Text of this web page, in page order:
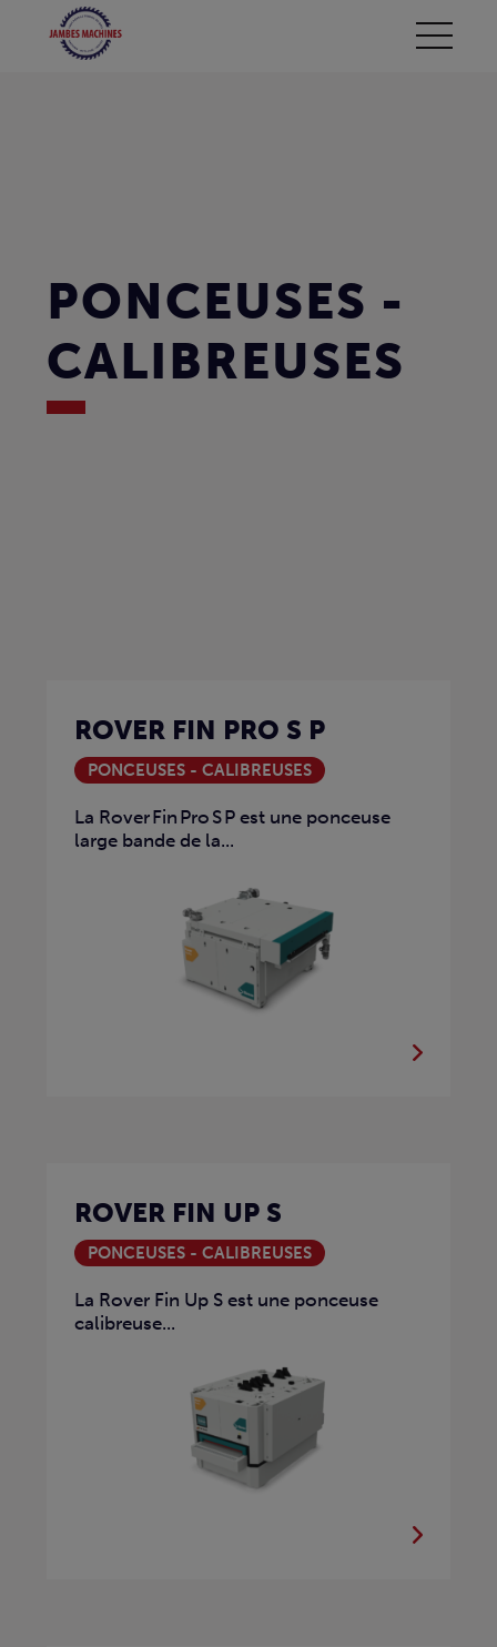
PONCEUSES -
CALIBREUSES
ROVER FIN PRO S P
PONCEUSES - CALIBREUSES
La Rover Fin Pro S P est une ponceuse
large bande de la...
ROVER FIN UP S
PONCEUSES - CALIBREUSES
La Rover Fin Up S est une ponceuse
calibreuse...